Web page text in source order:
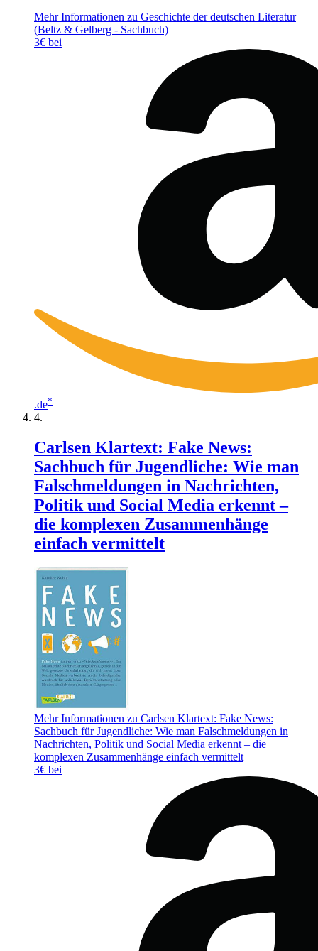
Mehr Informationen zu Geschichte der deutschen Literatur
(Beltz & Gelberg - Sachbuch)
3€ bei
.de*
Carlsen Klartext: Fake News:
Sachbuch für Jugendliche: Wie man
Falschmeldungen in Nachrichten,
Politik und Social Media erkennt –
die komplexen Zusammenhänge
einfach vermittelt
Mehr Informationen zu Carlsen Klartext: Fake News:
Sachbuch für Jugendliche: Wie man Falschmeldungen in
Nachrichten, Politik und Social Media erkennt – die
komplexen Zusammenhänge einfach vermittelt
3€ bei